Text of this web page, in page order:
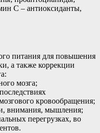
С – антиоксиданты,
питания для повышения
а также коррекции
мозга;
кровообращения;
внимания, мышления;
перегрузках, во